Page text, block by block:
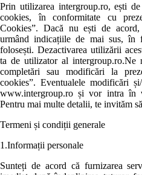
Prin utilizarea intergroup.ro, ești
cookies, în conformitate cu
Cookies”. Dacă nu ești de
urmând indicațiile de mai sus, în
folosești. Dezactivarea utilizării
ta de utilizator al intergroup.ro.Ne
completări sau modificări la
cookies”. Eventualele modificări
www.intergroup.ro și vor intra în
Pentru mai multe detalii, te invităm
Termeni și condiții generale
1.Informații personale
Sunteți de acord că furnizarea